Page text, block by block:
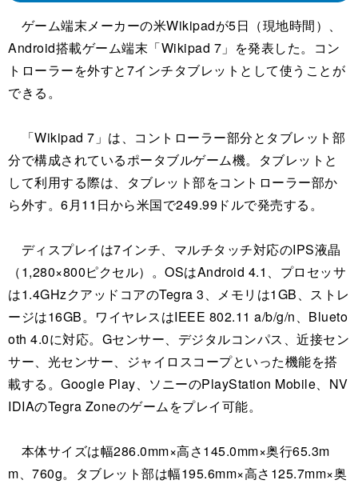
ゲーム端末メーカーの米Wikipadが5日（現地時間）、
Android搭載ゲーム端末「Wikipad 7」を発表した。コン
トローラーを外すと7インチタブレットとして使うことが
できる。
「Wikipad 7」は、コントローラー部分とタブレット部
分で構成されているポータブルゲーム機。タブレットと
して利用する際は、タブレット部をコントローラー部か
ら外す。6月11日から米国で249.99ドルで発売する。
ディスプレイは7インチ、マルチタッチ対応のIPS液晶
（1,280×800ピクセル）。OSはAndroid 4.1、プロセッサ
は1.4GHzクアッドコアのTegra 3、メモリは1GB、ストレ
ージは16GB。ワイヤレスはIEEE 802.11 a/b/g/n、Blueto
oth 4.0に対応。Gセンサー、デジタルコンパス、近接セン
サー、光センサー、ジャイロスコープといった機能を搭
載する。Google Play、ソニーのPlayStation Mobile、NV
IDIAのTegra Zoneのゲームをプレイ可能。
本体サイズは幅286.0mm×高さ145.0mm×奥行65.3m
m、760g。タブレット部は幅195.6mm×高さ125.7mm×奥